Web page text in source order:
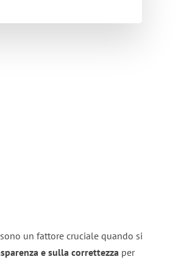
un fattore cruciale quando si
e sulla correttezza per